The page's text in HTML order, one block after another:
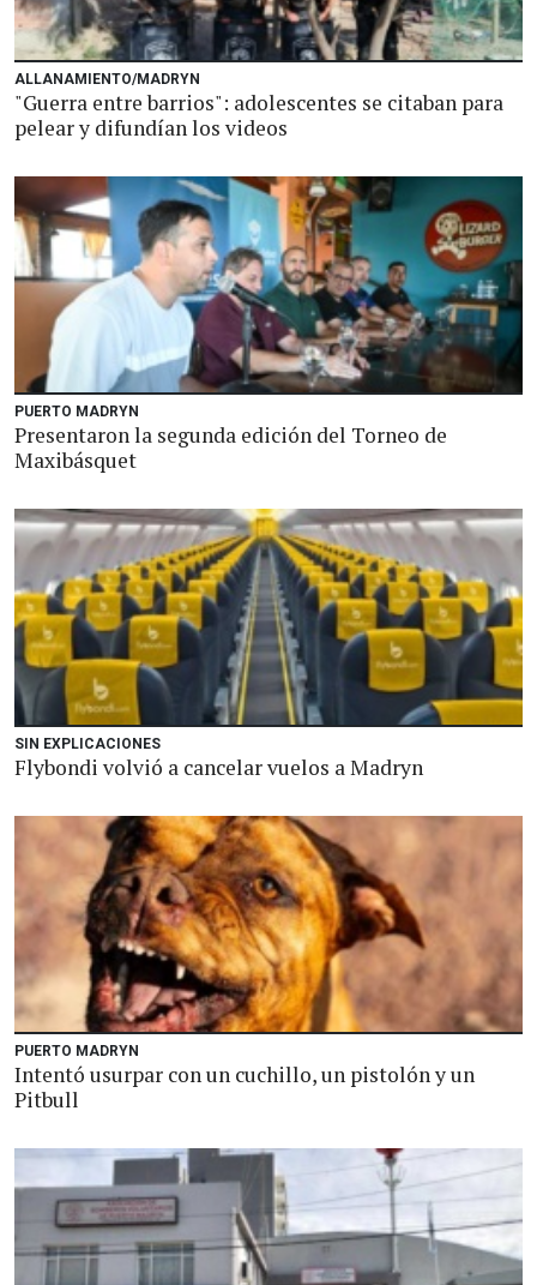
ALLANAMIENTO/MADRYN
"Guerra entre barrios": adolescentes se citaban para
pelear y difundían los videos
PUERTO MADRYN
Presentaron la segunda edición del Torneo de
Maxibásquet
SIN EXPLICACIONES
Flybondi volvió a cancelar vuelos a Madryn
PUERTO MADRYN
Intentó usurpar con un cuchillo, un pistolón y un
Pitbull